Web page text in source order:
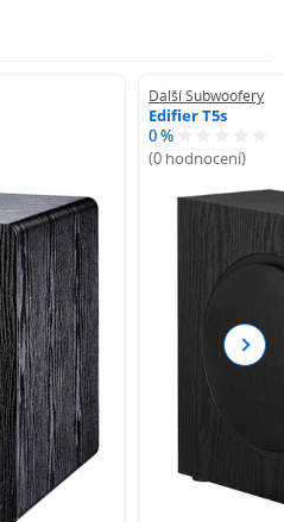
Další Subwoofery
Edifier T5s
0 %
(0 hodnocení)
Next